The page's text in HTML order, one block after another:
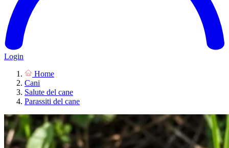
Login
Home
Cani
Salute del cane
Parassiti del cane